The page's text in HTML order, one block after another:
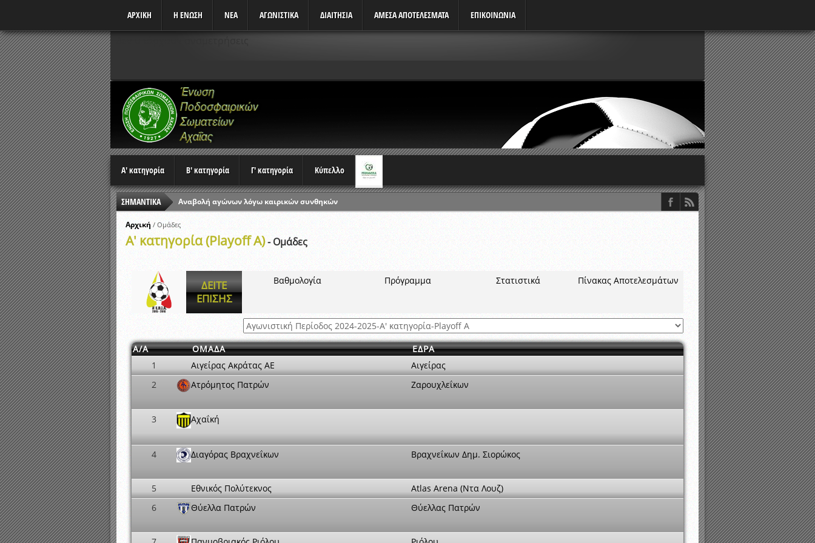
ΑΡΧΙΚΗ Η ΕΝΩΣΗ ΝΕΑ ΑΓΩΝΙΣΤΙΚΆ ΔΙΑΙΤΗΣΙΑ ΑΜΕΣΑ ΑΠΟΤΕΛΕΣΜΑΤΑ ΕΠΙΚΟΙΝΩΝΙΑ
Α' κατηγορία Β' κατηγορία Γ' κατηγορία Κύπελλο
ΣΗΜΑΝΤΙΚΑ
Αναβολή αγώνων λόγω καιρικών συνθηκών
Αποτελέσματα επαναληπτικών γραπτών εξετάσεων και αγωνιστικών δοκιμασιών διαιτητών και παρατηρητών ΕΠΣΑ
Αποτελέσματα γραπτών εξετάσεων Σεμιναρίου προεπιλογής Διαιτητών και Παρατηρητών ΕΠΣΑ αγωνιστικής περιόδου 2015-2016
Καταρτισμός ομάδων ανα όμιλο
Αρχική / Ομάδες
Α' κατηγορία (Playoff A)- Ομάδες
ΔΕΙΤΕ
ΕΠΙΣΗΣ
Βαθμολογία Πρόγραμμα Στατιστικά Πίνακας Αποτελεσμάτων
Α/Α ΟΜΑΔΑ
ΕΔΡΑ
1
Αιγείρας Ακράτας ΑΕ
Αιγείρας
2
Ατρόμητος Πατρών Ζαρουχλεΐκων
3 Αχαΐκή
4 Διαγόρας Βραχνεΐκων Βραχνεΐκων Δημ. Σιορώκος
5 Εθνικός Πολύτεκνος
Atlas Arena (Ντα Λουζ)
6
Θύελλα Πατρών Θύελλας Πατρών